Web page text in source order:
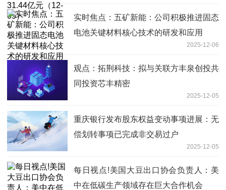
实时焦点：五矿新能：公司积极推进固态
电池关键材料核心技术的研发和应用
2025-12-06
观点：拓荆科技：拟与关联方丰泉创投共
同投资芯丰精密
2025-12-05
重庆银行发布股东权益变动事项进展：无
偿划转事项已完成非交易过户
2025-12-05
每日视点!美国大豆出口协会负责人：美
中在低碳生产领域存在巨大合作机会